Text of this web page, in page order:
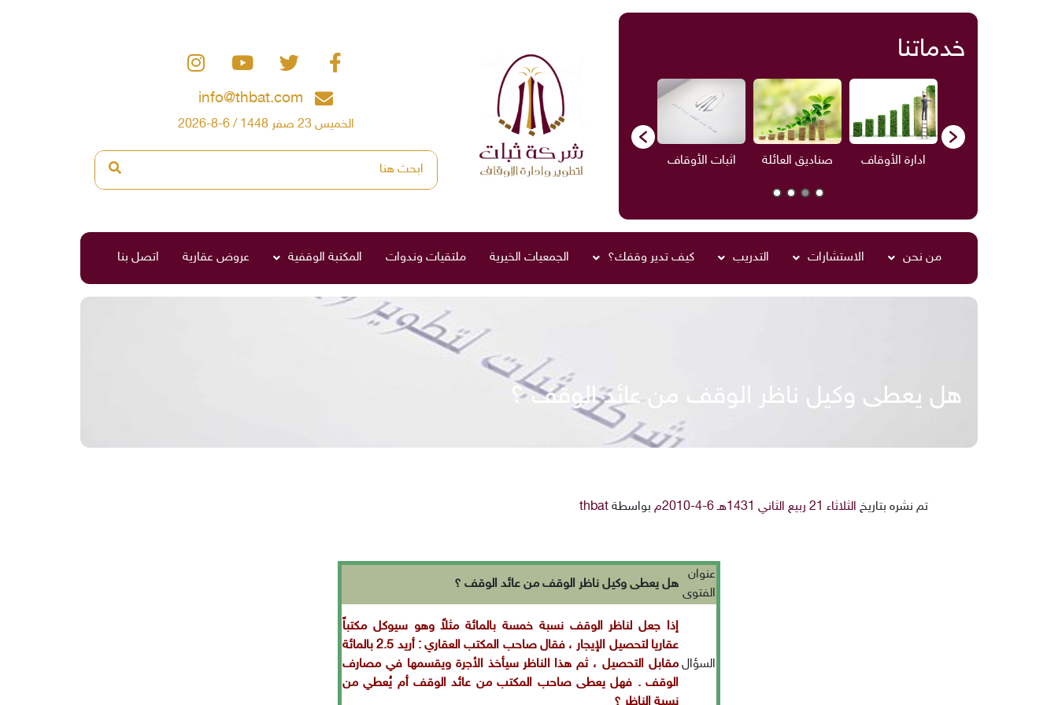
خدماتنا
ادارة الأوقاف صناديق العائلة اثبات الأوقاف الاستشارات ادارة الأوقاف صناديق العائلة
info@thbat.com
الخميس 23 صفر 1448 / 6-8-2026
من نحن الاستشارات التدريب كيف تدير وقفك؟ الجمعيات الخيرية ملتقيات وندوات المكتبة الوقفية عروض عقارية اتصل بنا
هل يعطى وكيل ناظر الوقف من عائد الوقف ؟
تم نشره بتاريخ الثلاثاء 21 ربيع الثاني 1431هـ 6-4-2010م بواسطة thbat
عنوان
الفتوى
هل يعطى وكيل ناظر الوقف من عائد الوقف ؟
السؤال
إذا جعل لناظر الوقف نسبة خمسة بالمائة مثلاً وهو سيوكل مكتباً
عقاريا لتحصيل الإيجار ، فقال صاحب المكتب العقاري : أريد 2.5 بالمائة
مقابل التحصيل ، ثم هذا الناظر سيأخذ الأجرة ويقسمها في مصارف
الوقف . فهل يعطى صاحب المكتب من عائد الوقف أم يُعطي من